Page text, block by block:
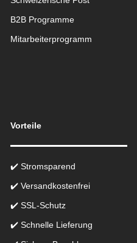
B2B Programme
Mitarbeiterprogramm
Vorteile
✔️ Stromsparend
✔️ Versandkostenfrei
✔️ SSL-Schutz
✔️ Schnelle Lieferung